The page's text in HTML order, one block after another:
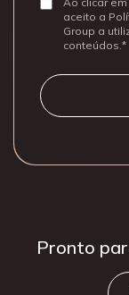
Consentir
aceito a
Group a
conteúdos.
Pronto